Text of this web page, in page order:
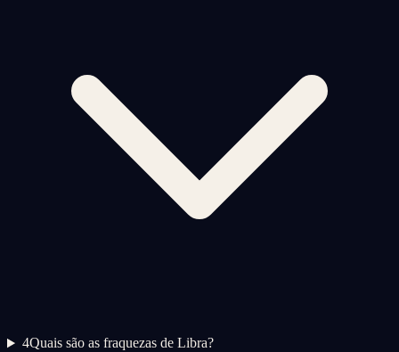
4Quais são as fraquezas de Libra?